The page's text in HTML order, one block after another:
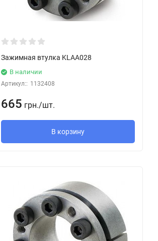
Зажимная втулка KLAA028
В наличии
Артикул:: 1132408
665 грн./шт.
В корзину